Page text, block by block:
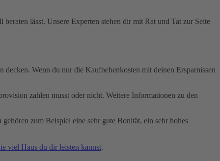
lässt. Unsere Experten stehen dir mit Rat und Tat zur Seite
Wenn du nur die Kaufnebenkosten mit deinen Ersparnissen
zahlen musst oder nicht. Weitere Informationen zu den
zum Beispiel eine sehr gute Bonität, ein sehr hohes
viel Haus du dir leisten kannst.